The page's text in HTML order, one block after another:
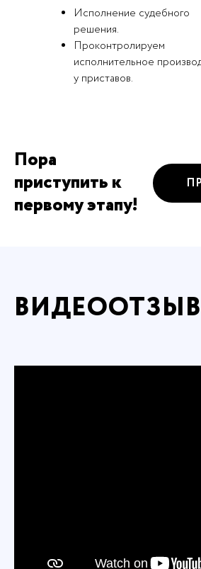
Исполнение судебного
решения.
Проконтролируем
исполнительное
у приставов.
Пора
приступить к
первому этапу!